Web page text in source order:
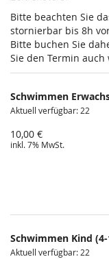
Bitte beachten Sie
stornierbar bis 8h
Bitte buchen Sie
Sie den Termin
Schwimmen
Aktuell verfügbar: 22
10,00 €
inkl. 7% MwSt.
Schwimmen Kind
Aktuell verfügbar: 22